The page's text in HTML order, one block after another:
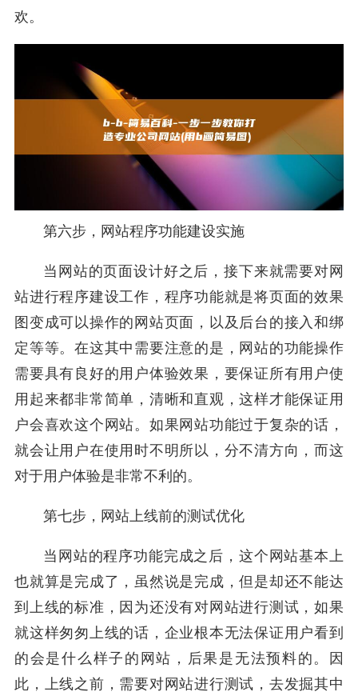
欢。
第六步，网站程序功能建设实施
当网站的页面设计好之后，接下来就需要对网
站进行程序建设工作，程序功能就是将页面的效果
图变成可以操作的网站页面，以及后台的接入和绑
定等等。在这其中需要注意的是，网站的功能操作
需要具有良好的用户体验效果，要保证所有用户使
用起来都非常简单，清晰和直观，这样才能保证用
户会喜欢这个网站。如果网站功能过于复杂的话，
就会让用户在使用时不明所以，分不清方向，而这
对于用户体验是非常不利的。
第七步，网站上线前的测试优化
当网站的程序功能完成之后，这个网站基本上
也就算是完成了，虽然说是完成，但是却还不能达
到上线的标准，因为还没有对网站进行测试，如果
就这样匆匆上线的话，企业根本无法保证用户看到
的会是什么样子的网站，后果是无法预料的。因
此，上线之前，需要对网站进行测试，去发掘其中